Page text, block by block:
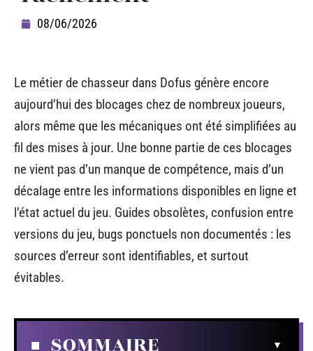
08/06/2026
Le métier de chasseur dans Dofus génère encore
aujourd’hui des blocages chez de nombreux joueurs,
alors même que les mécaniques ont été simplifiées au
fil des mises à jour. Une bonne partie de ces blocages
ne vient pas d’un manque de compétence, mais d’un
décalage entre les informations disponibles en ligne et
l’état actuel du jeu. Guides obsolètes, confusion entre
versions du jeu, bugs ponctuels non documentés : les
sources d’erreur sont identifiables, et surtout
évitables.
SOMMAIRE